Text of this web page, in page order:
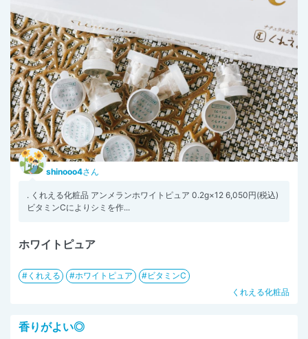
shinooo4さん
. くれえる化粧品 アンメランホワイトピュア 0.2g×12 6,050円(税込) ⁡
ビタミンCによりシミを作...
ホワイトピュア
くれえる ホワイトピュア
ビタミンC
くれえる化粧品
香りがよい◎